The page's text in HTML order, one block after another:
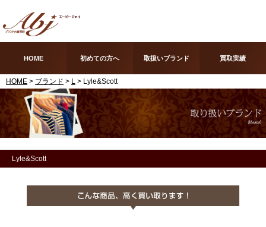
HOME 初めての方へ 取扱いブランド 買取実績
HOME > ブランド > L > Lyle&Scott
Lyle&Scott